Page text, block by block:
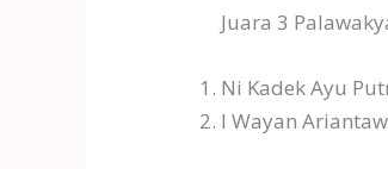
Juara 3
Ni Kadek Ayu
I Wayan